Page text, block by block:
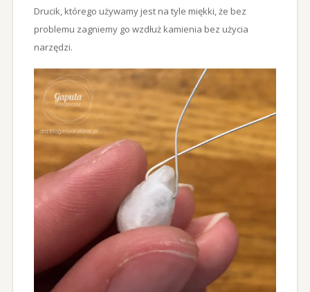
Drucik, którego używamy jest na tyle miękki, że bez
problemu zagniemy go wzdłuż kamienia bez użycia
narzędzi.